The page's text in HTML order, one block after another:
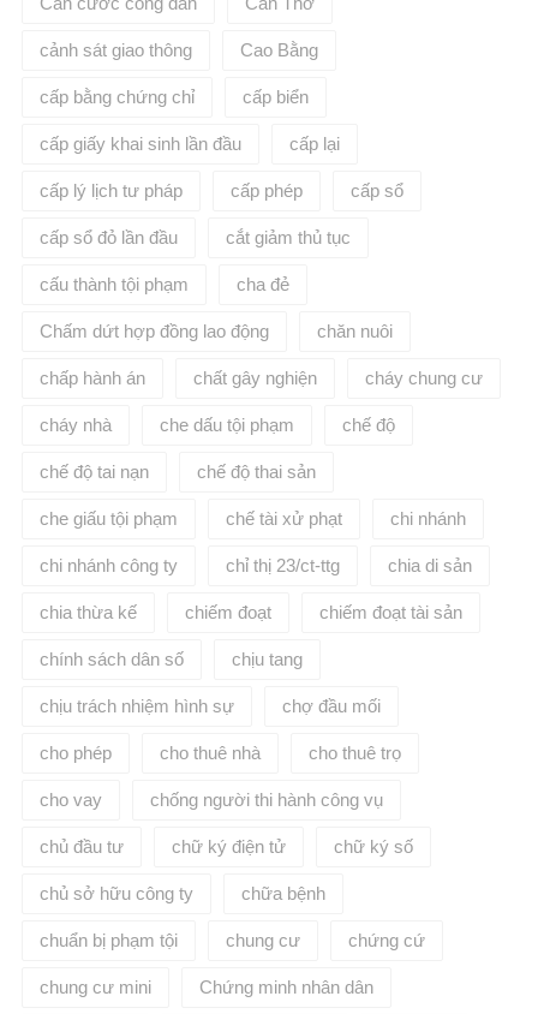
cảnh sát giao thông Cao Bằng
cấp bằng chứng chỉ cấp biển
cấp giấy khai sinh lần đầu cấp lại
cấp lý lịch tư pháp cấp phép cấp sổ
cấp sổ đỏ lần đầu cắt giảm thủ tục
cấu thành tội phạm cha đẻ
Chấm dứt hợp đồng lao động chăn nuôi
chấp hành án chất gây nghiện cháy chung cư
cháy nhà che dấu tội phạm chế độ
chế độ tai nạn chế độ thai sản
che giấu tội phạm chế tài xử phạt chi nhánh
chi nhánh công ty chỉ thị 23/ct-ttg chia di sản
chia thừa kế chiếm đoạt chiếm đoạt tài sản
chính sách dân số chịu tang
chịu trách nhiệm hình sự chợ đầu mối
cho phép cho thuê nhà cho thuê trọ
cho vay chống người thi hành công vụ
chủ đầu tư chữ ký điện tử chữ ký số
chủ sở hữu công ty chữa bệnh
chuẩn bị phạm tội chung cư chứng cứ
chung cư mini Chứng minh nhân dân